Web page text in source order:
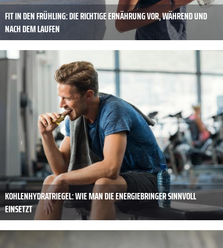
FIT IN DEN FRÜHLING: DIE RICHTIGE ERNÄHRUNG VOR, WÄHREND UND
NACH DEM LAUFEN
KOHLENHYDRATRIEGEL: WIE MAN DIE ENERGIEBRINGER SINNVOLL
EINSETZT